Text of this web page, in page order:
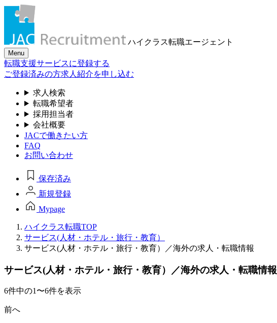
ハイクラス転職エージェント
Menu
転職支援サービスに登録する
ご登録済みの方求人紹介を申し込む
求人検索
転職希望者
採用担当者
会社概要
JACで働きたい方
FAQ
お問い合わせ
保存済み
新規登録
Mypage
ハイクラス転職TOP
サービス(人材・ホテル・旅行・教育）
サービス(人材・ホテル・旅行・教育）／海外の求人・転職情報
サービス(人材・ホテル・旅行・教育）／海外の求人・転職情報
6件中の1〜6件を表示
前へ